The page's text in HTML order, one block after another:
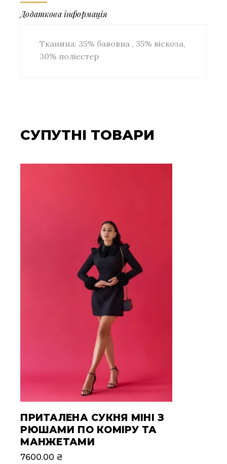
Додаткова інформація
Тканина: 35% бавовна , 35% віскоза,
30% поліестер
СУПУТНІ ТОВАРИ
ПРИТАЛЕНА СУКНЯ МІНІ З
РЮШАМИ ПО КОМІРУ ТА
МАНЖЕТАМИ
7600.00 ₴